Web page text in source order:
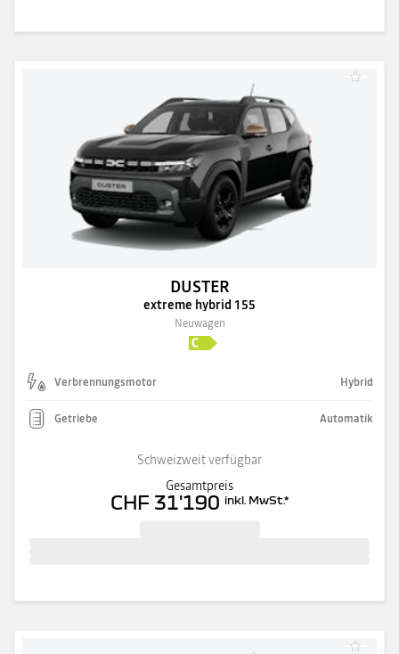
DUSTER
extreme hybrid 155
Neuwagen
Verbrennungsmotor Hybrid
Getriebe Automatik
Schweizweit verfügbar
Gesamtpreis
CHF 31'190 inkl. MwSt.*